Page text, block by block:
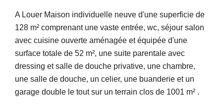
A Louer Maison individuelle neuve d'une superficie de
128 m² comprenant une vaste entrée, wc, séjour salon
avec cuisine ouverte aménagée et équipée d'une
surface totale de 52 m², une suite parentale avec
dressing et salle de douche privative, une chambre,
une salle de douche, un celier, une buanderie et un
garage double le tout sur un terrain clos de 1001 m² .